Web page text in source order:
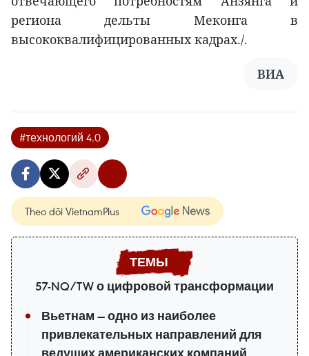
региона дельты Меконга в
высококвалифицированных кадрах./.
ВИА
#технологий 4.0
Theo dõi VietnamPlus
57-NQ/TW о цифровой трансформации
Вьетнам — одно из наиболее
привлекательных направлений для